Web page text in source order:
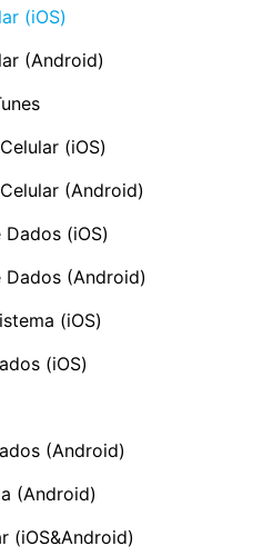
(iOS)
(Android)
(iOS)
(Android)
(iOS)
Dados (Android)
(iOS)
(iOS)
(Android)
(Android)
(iOS&Android)